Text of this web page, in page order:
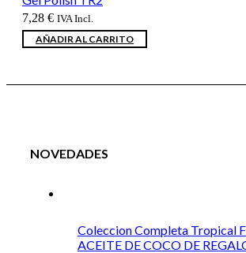
7,28 € IVA Incl.
AÑADIR AL CARRITO
NOVEDADES
Coleccion Completa Tropical
ACEITE DE COCO DE